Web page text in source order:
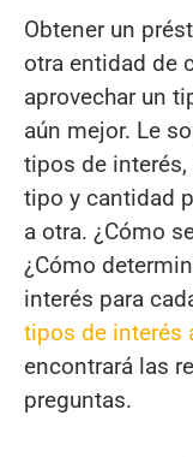
Obtener un
otra entidad de
aprovechar un
aún mejor. Le
tipos de
tipo y cantidad
a otra. ¿Cómo
¿Cómo
interés para
tipos de interés
encontrará las
preguntas.